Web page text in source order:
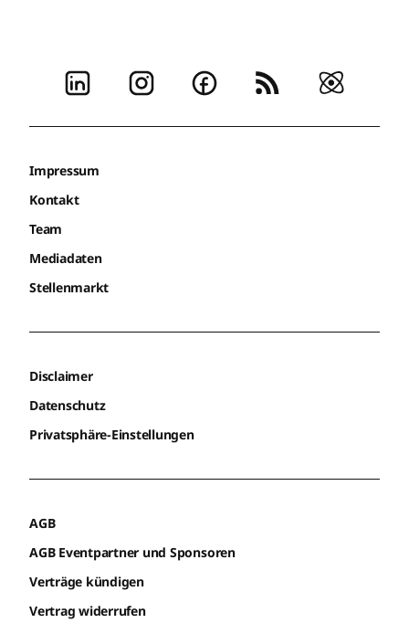
Impressum
Kontakt
Team
Mediadaten
Stellenmarkt
Disclaimer
Datenschutz
Privatsphäre-Einstellungen
AGB
AGB Eventpartner und Sponsoren
Verträge kündigen
Vertrag widerrufen